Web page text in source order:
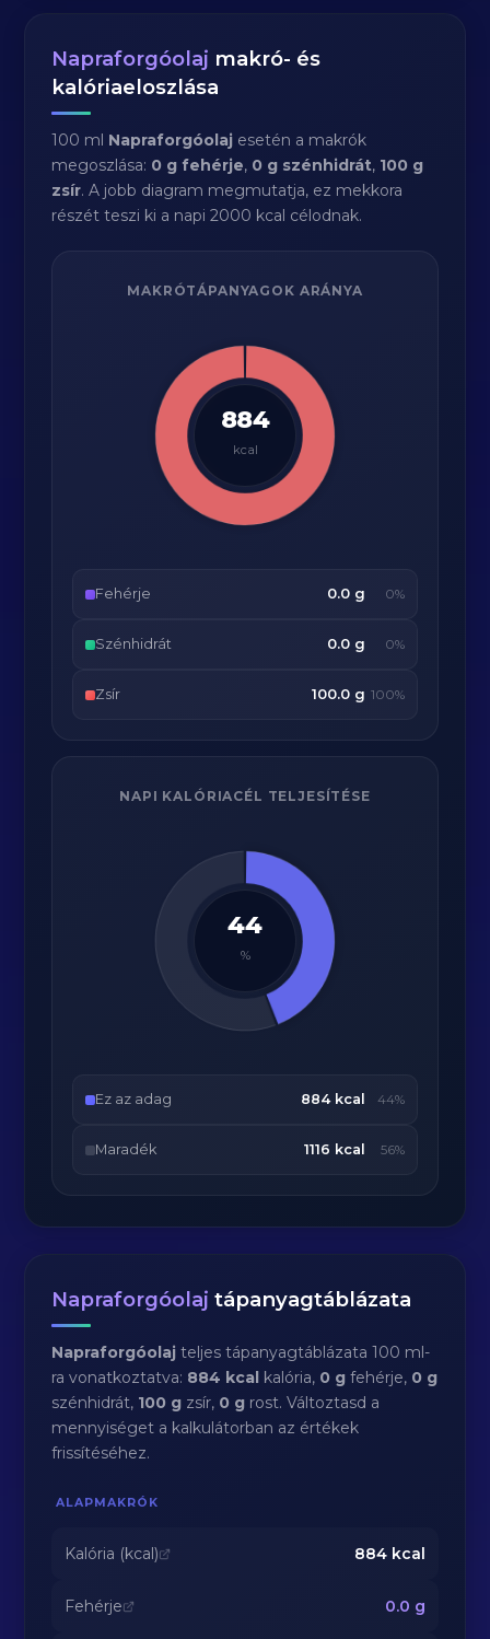
Napraforgóolaj makró- és
kalóriaeloszlása
100 ml Napraforgóolaj esetén a makrók
megoszlása: 0 g fehérje, 0 g szénhidrát, 100 g
zsír. A jobb diagram megmutatja, ez mekkora
részét teszi ki a napi 2000 kcal célodnak.
MAKRÓTÁPANYAGOK ARÁNYA
884
kcal
Fehérje 0.0 g 0%
Szénhidrát 0.0 g 0%
Zsír 100.0 g 100%
NAPI KALÓRIACÉL TELJESÍTÉSE
44
%
Ez az adag 884 kcal 44%
Maradék 1116 kcal 56%
Napraforgóolaj tápanyagtáblázata
Napraforgóolaj teljes tápanyagtáblázata 100 ml-
ra vonatkoztatva: 884 kcal kalória, 0 g fehérje, 0 g
szénhidrát, 100 g zsír, 0 g rost. Változtasd a
mennyiséget a kalkulátorban az értékek
frissítéséhez.
ALAPMAKRÓK
Kalória (kcal) 884kcal
Fehérje 0.0 g